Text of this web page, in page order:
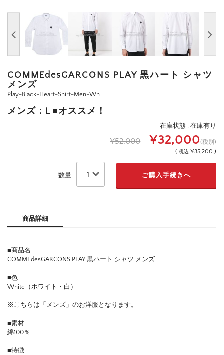
COMMEdesGARCONS PLAY 黒ハート シャツ
メンズ
Play-Black-Heart-Shirt-Men-Wh
メンズ：L ■オススメ！
在庫状態 : 在庫有り
¥52,000 ¥32,000(税別)
( 税込 ¥35,200 )
数量
商品詳細
■商品名
COMMEdesGARCONS PLAY 黒ハート シャツ メンズ
■色
White（ホワイト・白）
※こちらは「メンズ」のお洋服となります。
■素材
綿100％
■特徴